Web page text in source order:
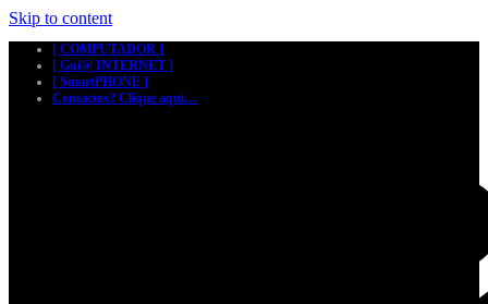
Skip to content
[ COMPUTADOR ]
[ Gui@ INTERNET ]
[ SmartPHONE ]
Contactos? Clique aqui…